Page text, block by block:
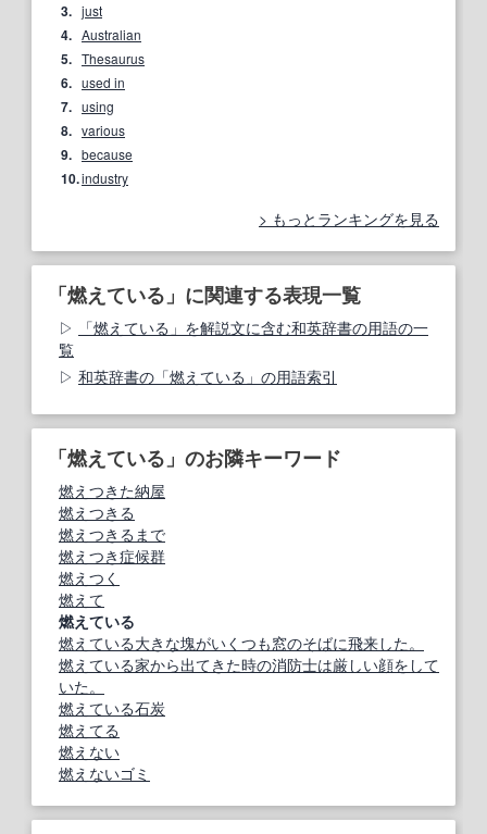
3. just
4. Australian
5. Thesaurus
6. used in
7. using
8. various
9. because
10.industry
もっとランキングを見る
「燃えている」に関連する表現一覧
「燃えている」を解説文に含む和英辞書の用語の一
覧
和英辞書の「燃えている」の用語索引
「燃えている」のお隣キーワード
燃えつきた納屋
燃えつきる
燃えつきるまで
燃えつき症候群
燃えつく
燃えて
燃えている
燃えている大きな塊がいくつも窓のそばに飛来した。
燃えている家から出てきた時の消防士は厳しい顔をして
いた。
燃えている石炭
燃えてる
燃えない
燃えないゴミ